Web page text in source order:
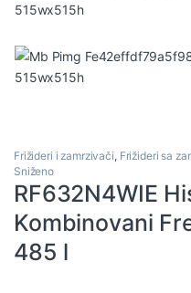
Frižideri i zamrzivači, Frižideri sa
Sniženo
RF632N4WIE
Kombinovani
485 l